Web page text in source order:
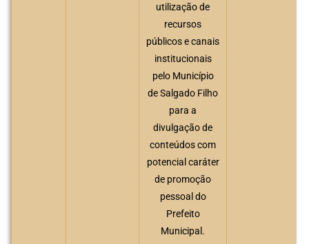
utilização de
recursos
públicos e canais
institucionais
pelo Município
de Salgado Filho
para a
divulgação de
conteúdos com
potencial caráter
de promoção
pessoal do
Prefeito
Municipal.